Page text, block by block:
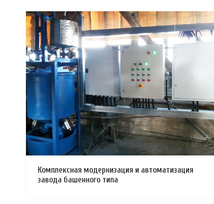
Смотреть проект
Комплексная модернизация и автоматизация
завода башенного типа